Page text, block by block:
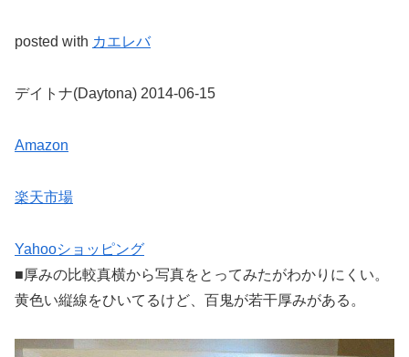
posted with カエレバ
デイトナ(Daytona) 2014-06-15
Amazon
楽天市場
Yahooショッピング
■厚みの比較真横から写真をとってみたがわかりにくい。
黄色い縦線をひいてるけど、百鬼が若干厚みがある。